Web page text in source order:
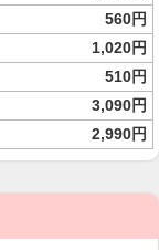
560円
1,020円
510円
3,090円
2,990円